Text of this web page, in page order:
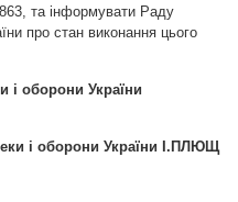
та інформувати Раду
про стан виконання цього
і оборони України
і оборони України І.ПЛЮЩ